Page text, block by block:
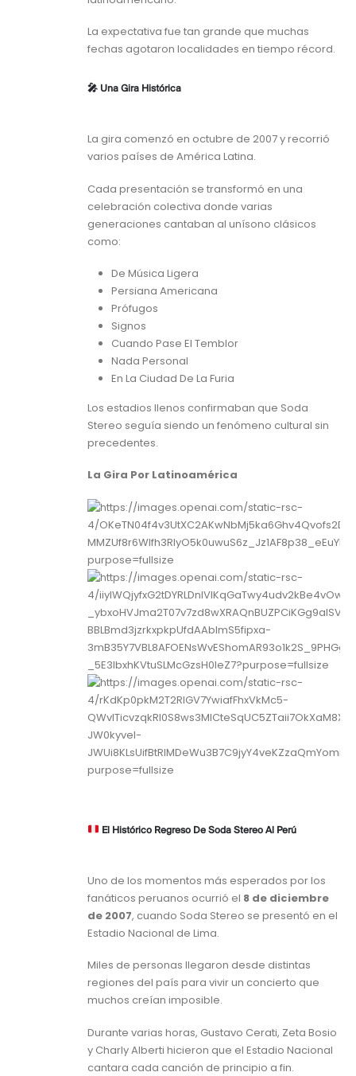
La expectativa fue tan grande que muchas
fechas agotaron localidades en tiempo récord.
🎤 Una Gira Histórica
La gira comenzó en octubre de 2007 y recorrió
varios países de América Latina.
Cada presentación se transformó en una
celebración colectiva donde varias
generaciones cantaban al unísono clásicos
como:
De Música Ligera
Persiana Americana
Prófugos
Signos
Cuando Pase El Temblor
Nada Personal
En La Ciudad De La Furia
Los estadios llenos confirmaban que Soda
Stereo seguía siendo un fenómeno cultural sin
precedentes.
La Gira Por Latinoamérica
El Histórico Regreso De Soda Stereo Al Perú
Uno de los momentos más esperados por los
fanáticos peruanos ocurrió el 8 de diciembre
de 2007, cuando Soda Stereo se presentó en el
Estadio Nacional de Lima.
Miles de personas llegaron desde distintas
regiones del país para vivir un concierto que
muchos creían imposible.
Durante varias horas, Gustavo Cerati, Zeta Bosio
y Charly Alberti hicieron que el Estadio Nacional
cantara cada canción de principio a fin.